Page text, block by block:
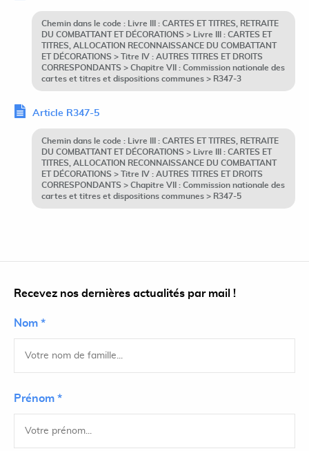
Chemin dans le code : Livre III : CARTES ET TITRES, RETRAITE
DU COMBATTANT ET DÉCORATIONS > Livre III : CARTES ET
TITRES, ALLOCATION RECONNAISSANCE DU COMBATTANT
ET DÉCORATIONS > Titre IV : AUTRES TITRES ET DROITS
CORRESPONDANTS > Chapitre VII : Commission nationale des
cartes et titres et dispositions communes > R347-3
Article R347-5
Chemin dans le code : Livre III : CARTES ET TITRES, RETRAITE
DU COMBATTANT ET DÉCORATIONS > Livre III : CARTES ET
TITRES, ALLOCATION RECONNAISSANCE DU COMBATTANT
ET DÉCORATIONS > Titre IV : AUTRES TITRES ET DROITS
CORRESPONDANTS > Chapitre VII : Commission nationale des
cartes et titres et dispositions communes > R347-5
Recevez nos dernières actualités par mail !
Nom *
Prénom *